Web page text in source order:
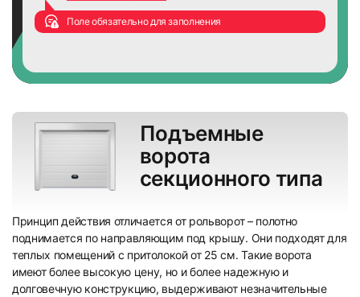
Поле обязательно для заполнения
Подъемные
ворота
секционного типа
Принцип действия отличается от рольворот – полотно
поднимается по направляющим под крышу. Они подходят для
теплых помещений с притолокой от 25 см. Такие ворота
имеют более высокую цену, но и более надежную и
долговечную конструкцию, выдерживают незначительные